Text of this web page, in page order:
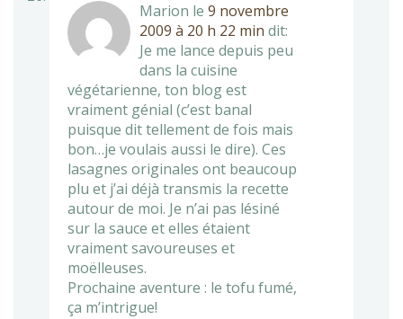
Marion le 9 novembre
2009 à 20 h 22 min dit:
Je me lance depuis peu
dans la cuisine
végétarienne, ton blog est
vraiment génial (c’est banal
puisque dit tellement de fois mais
bon…je voulais aussi le dire). Ces
lasagnes originales ont beaucoup
plu et j’ai déjà transmis la recette
autour de moi. Je n’ai pas lésiné
sur la sauce et elles étaient
vraiment savoureuses et
moëlleuses.
Prochaine aventure : le tofu fumé,
ça m’intrigue!